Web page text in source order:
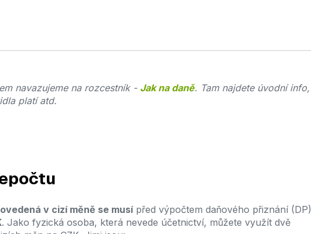
navazujeme na rozcestník - Jak na daně. Tam najdete úvodní info,
platí atd.
v cizí měně se musípřed výpočtem daňového přiznání (DP)
. Jako fyzická osoba, která nevede účetnictví, můžete využít dvě